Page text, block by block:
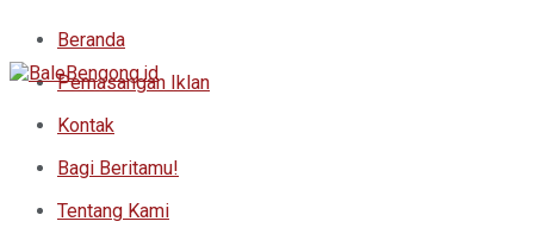
Beranda
Pemasangan Iklan
Kontak
Bagi Beritamu!
Tentang Kami